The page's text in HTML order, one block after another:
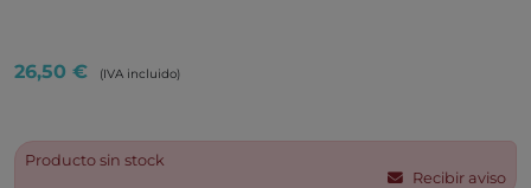
26,50 € (IVA incluido)
Producto sin stock
Recibir aviso